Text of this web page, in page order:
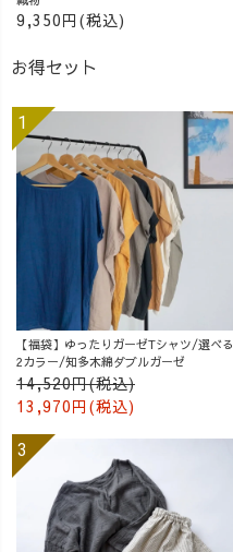
9,350円(税込)
お得セット
【福袋】ゆったりガーゼTシャツ/選べる
2カラー/知多木綿ダブルガーゼ
14,520円(税込)
13,970円(税込)